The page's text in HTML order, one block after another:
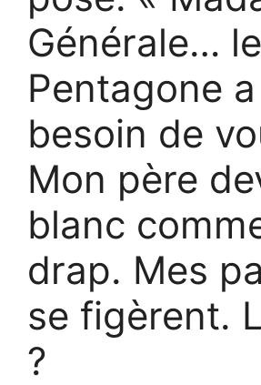
Générale… le
Pentagone a
besoin de
Mon père
blanc
drap. Mes
se figèrent.
?